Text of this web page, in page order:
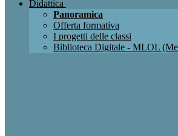
Didattica
Panoramica
Offerta formativa
I progetti delle classi
Biblioteca Digitale - MLOL